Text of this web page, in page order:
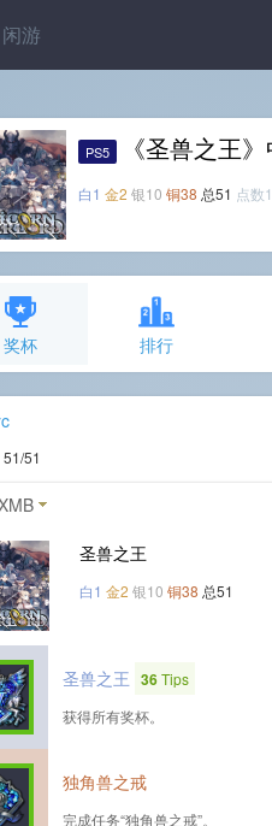
闲游
PS5 《圣兽之王
白1 金2 银10 铜38 总51 点
奖杯 排行
51/51
圣兽之王
白1 金2 银10 铜38 总51
圣兽之王 36Tips
获得所有奖杯。
独角兽之戒
完成任务“独角兽之戒”。